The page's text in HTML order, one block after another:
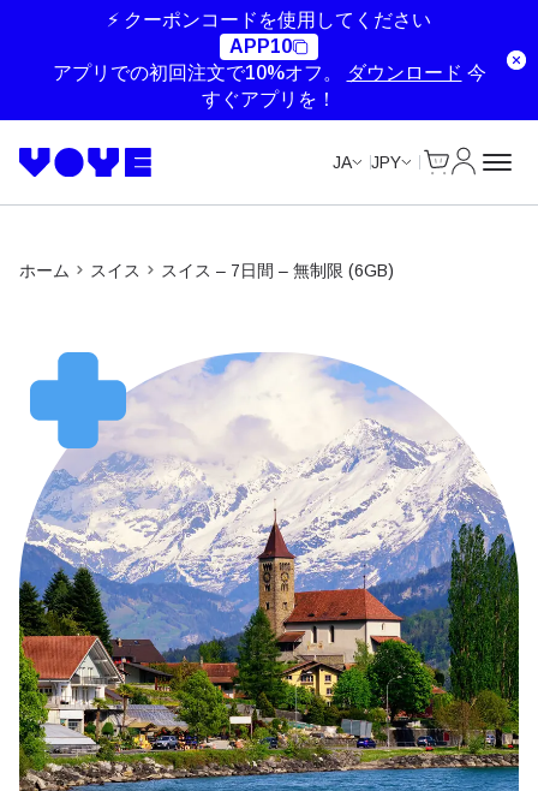
⚡ クーポンコードを使用してください
APP10
アプリでの初回注文で10%オフ。
ダウンロード 今
すぐアプリを！
JA JPY
ホーム スイス スイス – 7日間 – 無制限 (6GB)
Unlimited Data
Unlimited Data
Unlimited Data
Unlimited Data